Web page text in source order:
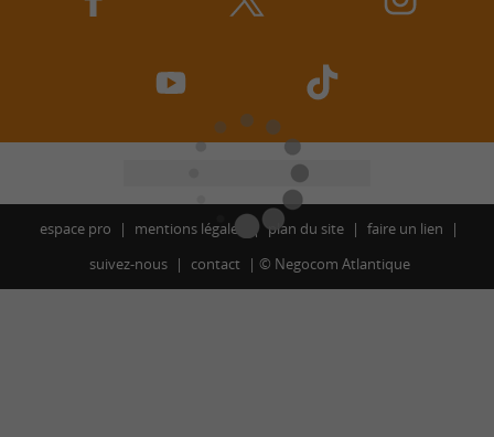
espace pro mentions légales plan du site
faire un lien
suivez-nous
contact © Negocom Atlantique